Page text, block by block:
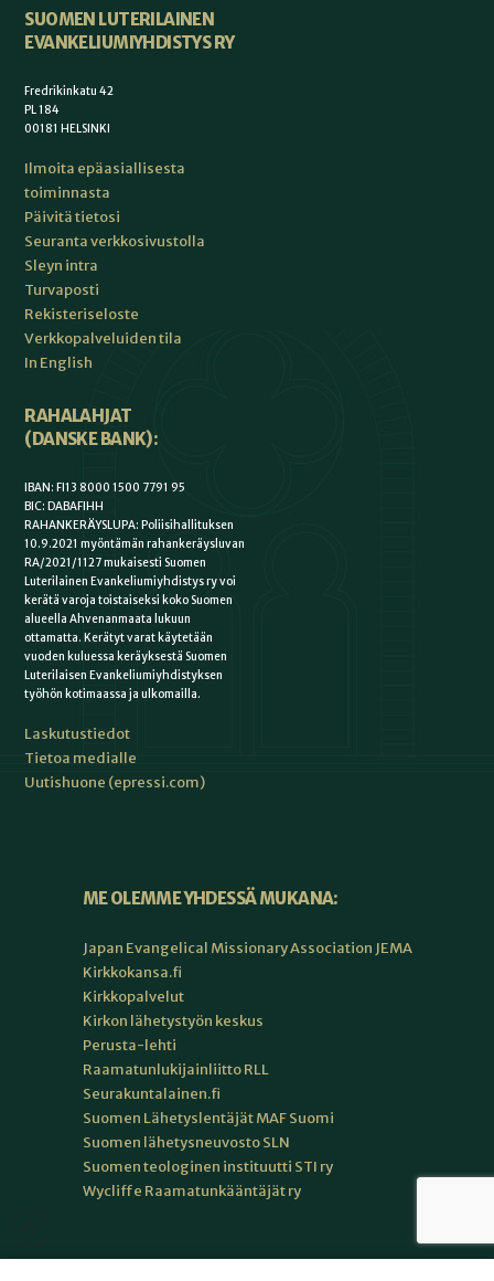
SUOMEN LUTERILAINEN
EVANKELIUMIYHDISTYS RY
Fredrikinkatu 42
PL 184
00181 HELSINKI
Ilmoita epäasiallisesta
toiminnasta
Päivitä tietosi
Seuranta verkkosivustolla
Sleyn intra
Turvaposti
Rekisteriseloste
Verkkopalveluiden tila
In English
RAHALAHJAT
(DANSKE BANK):
IBAN: FI13 8000 1500 7791 95
BIC: DABAFIHH
RAHANKERÄYSLUPA: Poliisihallituksen
10.9.2021 myöntämän rahankeräysluvan
RA/2021/1127 mukaisesti Suomen
Luterilainen Evankeliumiyhdistys ry voi
kerätä varoja toistaiseksi koko Suomen
alueella Ahvenanmaata lukuun
ottamatta. Kerätyt varat käytetään
vuoden kuluessa keräyksestä Suomen
Luterilaisen Evankeliumiyhdistyksen
työhön kotimaassa ja ulkomailla.
Laskutustiedot
Tietoa medialle
Uutishuone (epressi.com)
ME OLEMME YHDESSÄ MUKANA:
Japan Evangelical Missionary Association JEMA
Kirkkokansa.fi
Kirkkopalvelut
Kirkon lähetystyön keskus
Perusta-lehti
Raamatunlukijainliitto RLL
Seurakuntalainen.fi
Suomen Lähetyslentäjät MAF Suomi
Suomen lähetysneuvosto SLN
Suomen teologinen instituutti STI ry
Wycliffe Raamatunkääntäjät ry